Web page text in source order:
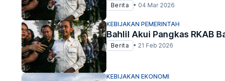
Berita • 04 Mar 2026
KEBIJAKAN PEMERINTAH
Bahlil Akui Pangkas RKAB
Berita • 21 Feb 2026
KEBIJAKAN EKONOMI